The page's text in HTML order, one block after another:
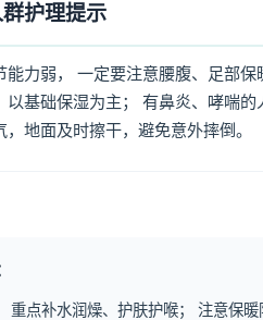
护理提示
力弱， 一定要注意腰腹、足部
以基础保湿为主； 有鼻炎、哮喘
地面及时擦干，避免意外摔倒。
点补水润燥、护肤护喉； 注意保